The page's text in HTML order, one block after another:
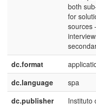
both
for
sources
dc.format
dc.language
spa
dc.publisher
Instituto